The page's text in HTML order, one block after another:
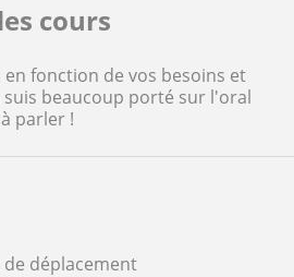
déplacement
cours
fonction de vos besoins et
suis beaucoup porté sur l'oral
parler !